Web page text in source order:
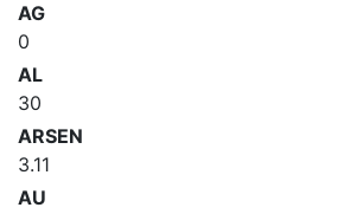
AG
0
AL
30
ARSEN
3.11
AU